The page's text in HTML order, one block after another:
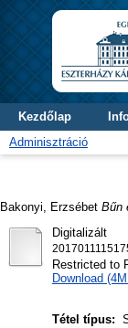
Kezdőlap
Adminisztráció
Bakonyi, Erzsébet Bűn
Digitalizált
Restricted to
Download
Tétel típus: